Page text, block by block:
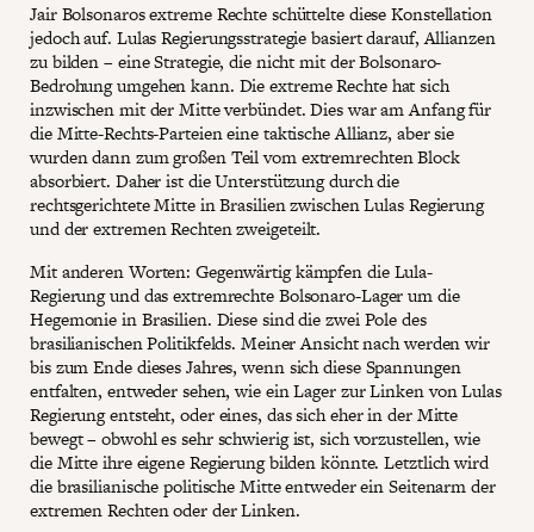
Jair Bolsonaros extreme Rechte schüttelte diese Konstellation
jedoch auf. Lulas Regierungsstrategie basiert darauf, Allianzen
zu bilden – eine Strategie, die nicht mit der Bolsonaro-
Bedrohung umgehen kann. Die extreme Rechte hat sich
inzwischen mit der Mitte verbündet. Dies war am Anfang für
die Mitte-Rechts-Parteien eine taktische Allianz, aber sie
wurden dann zum großen Teil vom extremrechten Block
absorbiert. Daher ist die Unterstützung durch die
rechtsgerichtete Mitte in Brasilien zwischen Lulas Regierung
und der extremen Rechten zweigeteilt.
Mit anderen Worten: Gegenwärtig kämpfen die Lula-
Regierung und das extremrechte Bolsonaro-Lager um die
Hegemonie in Brasilien. Diese sind die zwei Pole des
brasilianischen Politikfelds. Meiner Ansicht nach werden wir
bis zum Ende dieses Jahres, wenn sich diese Spannungen
entfalten, entweder sehen, wie ein Lager zur Linken von Lulas
Regierung entsteht, oder eines, das sich eher in der Mitte
bewegt – obwohl es sehr schwierig ist, sich vorzustellen, wie
die Mitte ihre eigene Regierung bilden könnte. Letztlich wird
die brasilianische politische Mitte entweder ein Seitenarm der
extremen Rechten oder der Linken.